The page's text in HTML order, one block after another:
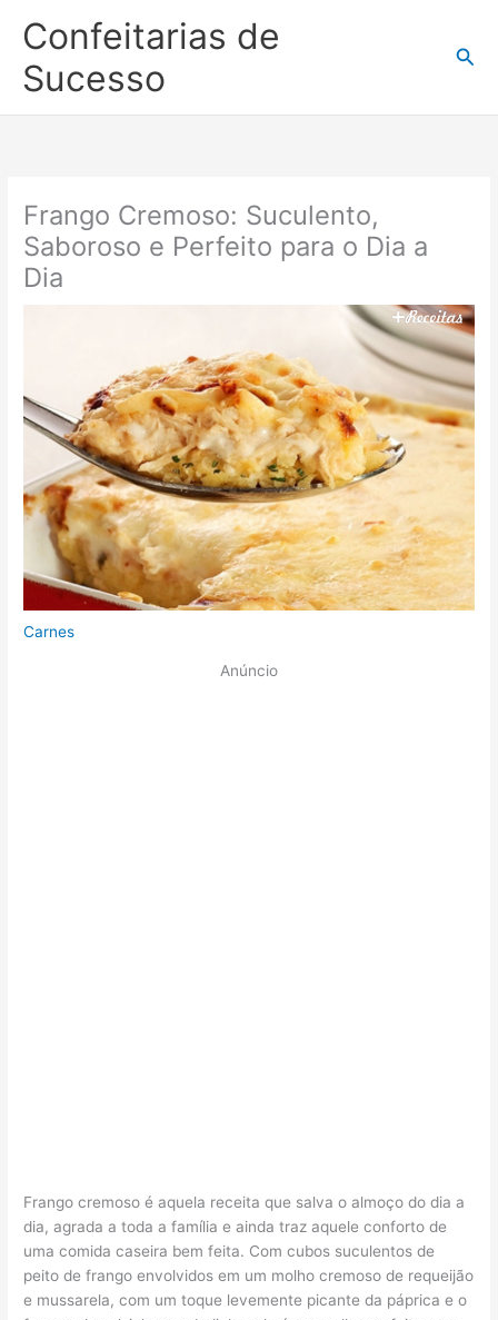
para
conteúdo
Confeitarias de
Sucesso
Frango Cremoso: Suculento,
Saboroso e Perfeito para o Dia a
Dia
Carnes
Anúncio
Frango cremoso é aquela receita que salva o almoço do dia a
dia, agrada a toda a família e ainda traz aquele conforto de
uma comida caseira bem feita. Com cubos suculentos de
peito de frango envolvidos em um molho cremoso de requeijão
e mussarela, com um toque levemente picante da páprica e o